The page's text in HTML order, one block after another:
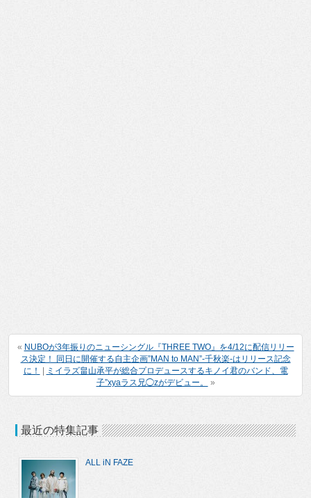
« NUBOが3年振りのニューシングル『THREE TWO』を4/12に配信リリー
ス決定！ 同日に開催する自主企画”MAN to MAN”-千秋楽-はリリース記念
に！
ミイラズ畠山承平が総合プロデュースするキノイ君のバンド、電
子”xyaラス兄◯zがデビュー。
»
最近の特集記事
ALL iN FAZE